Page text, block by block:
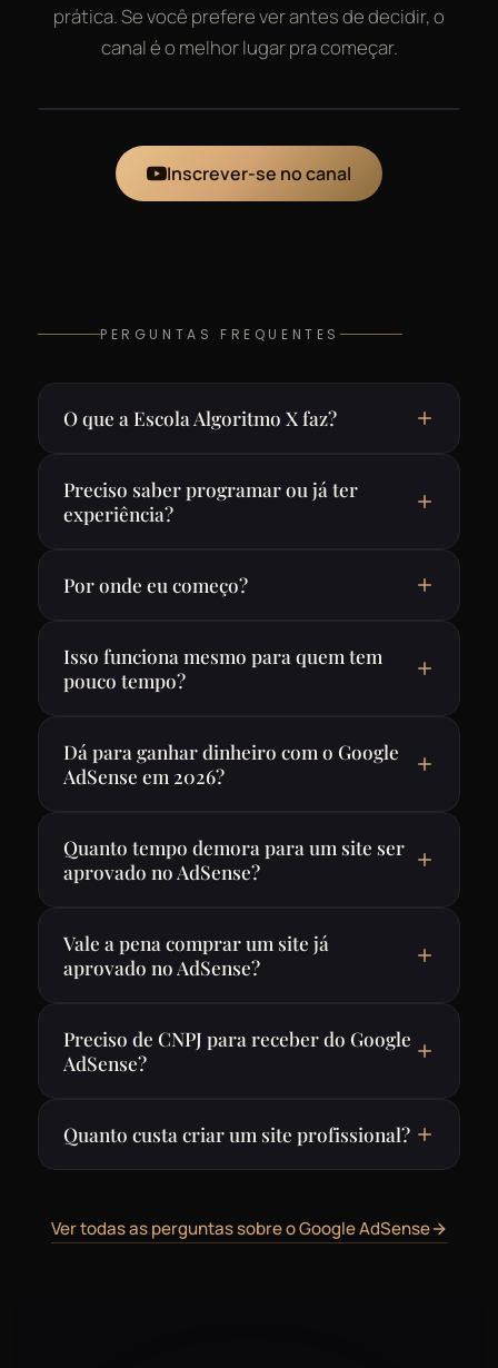
prática. Se você prefere ver antes de decidir, o
canal é o melhor lugar pra começar.
Inscrever-se no canal
PERGUNTAS FREQUENTES
O que a Escola Algoritmo X faz?
Preciso saber programar ou já ter
experiência?
Por onde eu começo?
Isso funciona mesmo para quem tem
pouco tempo?
Dá para ganhar dinheiro com o Google
AdSense em 2026?
Quanto tempo demora para um site ser
aprovado no AdSense?
Vale a pena comprar um site já
aprovado no AdSense?
Preciso de CNPJ para receber do Google
AdSense?
Quanto custa criar um site profissional?
Ver todas as perguntas sobre o Google AdSense